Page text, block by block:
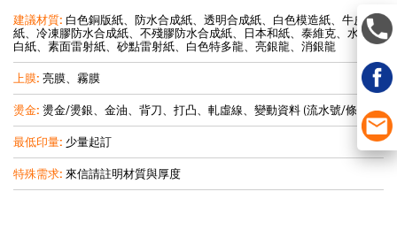
建議材質: 白色銅版紙、防水合成紙、透明合成紙、白色模造紙、牛皮
紙、冷凍膠防水合成紙、不殘膠防水合成紙、日本和紙、泰維克、水紋雅
白紙、素面雷射紙、砂點雷射紙、白色特多龍、亮銀龍、消銀龍
上膜:亮膜、霧膜
燙金:燙金/燙銀、金油、背刀、打凸、軋虛線、變動資料 (流水號/條碼)
最低印量:少量起訂
特殊需求:來信請註明材質與厚度